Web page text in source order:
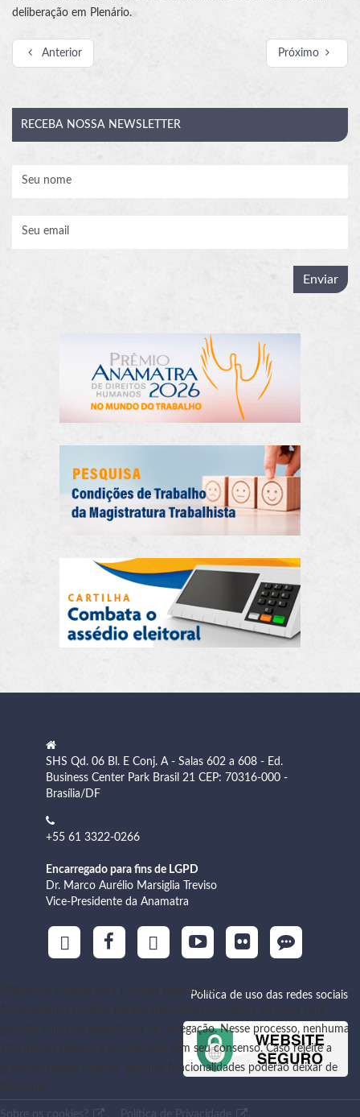
deliberação em Plenário.
Anterior Próximo
RECEBA NOSSA NEWSLETTER
SHS Qd. 06 Bl. E Conj. A - Salas 602 a 608 - Ed.
Business Center Park Brasil 21 CEP: 70316-000 -
Brasília/DF
+55 61 3322-0266
Encarregado para fins de LGPD
Dr. Marco Aurélio Marsiglia Treviso
Vice-Presidente da Anamatra
Política de uso das redes sociais
Utilizamos cookies para funções específicas
Armazenamos cookies temporariamente com dados técnicos para
garantir uma boa experiência de navegação. Nesse processo, nenhuma
informação pessoal é armazenada sem seu consenso. Caso rejeite a
gravação destes cookies, algumas funcionalidades poderão deixar de
funcionar.
Sobre os cookies? Política de Privacidade